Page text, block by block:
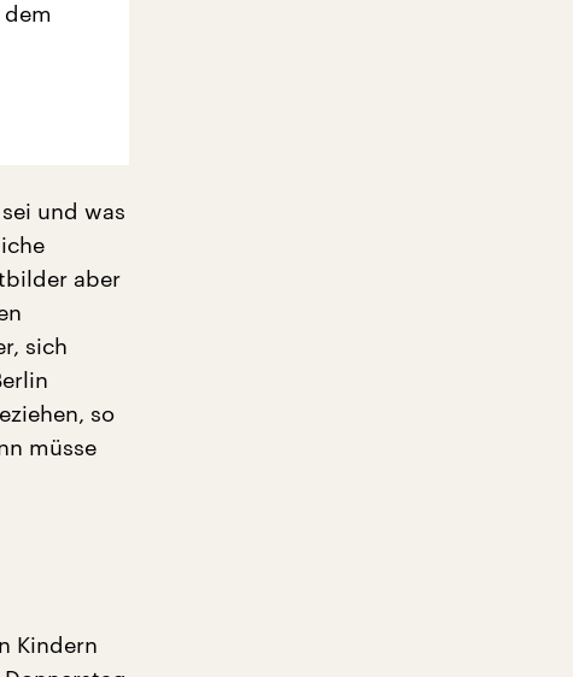
und was
aber
sich
so
müsse
Kindern